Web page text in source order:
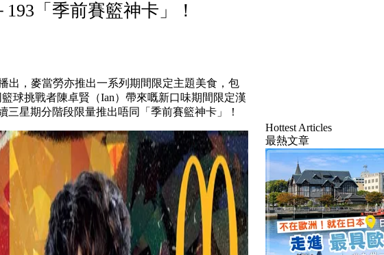
193「季前賽籃神卡」！
出，麥當勞亦推出一系列期間限定主題美食，包
球挑戰者陳卓賢（Ian）帶來嘅新口味期間限定漢
三星期分階段限量推出唔同「季前賽籃神卡」！
Hottest Articles
最熱文章